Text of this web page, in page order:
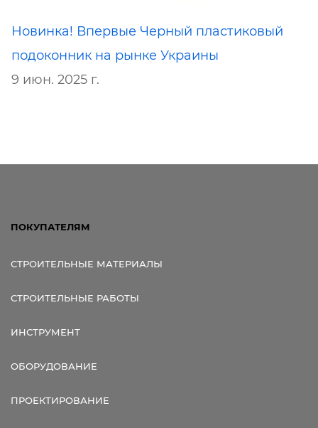
Новинка! Впервые Черный пластиковый
подоконник на рынке Украины
9 июн. 2025 г.
ПОКУПАТЕЛЯМ
СТРОИТЕЛЬНЫЕ МАТЕРИАЛЫ
СТРОИТЕЛЬНЫЕ РАБОТЫ
ИНСТРУМЕНТ
ОБОРУДОВАНИЕ
ПРОЕКТИРОВАНИЕ